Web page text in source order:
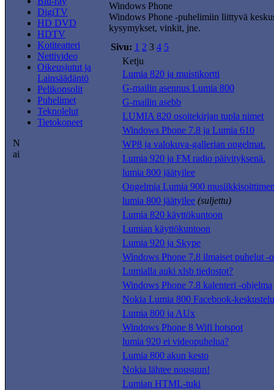
DigiTV
HD DVD
HDTV
Kotiteatteri
Nettivideo
Oikeusjutut ja
Lainsäädäntö
Pelikonsolit
Puhelimet
Teknolelut
Tietokoneet
Windows Phone
Windows Phone -puhelimiin liittyvä
kysymykset, vinkit, jne.
Sivu: 1 2 3 4 5
Ketju
Lumia 820 ja muistikortti
G-mailin asennus Lumia 800
G-mailin asebb
LUMIA 820 osoitekirjan tupla nimet
Windows Phone 7.8 ja Lumia 610
WP8 ja valokuva-gallerian ongelmat.
Lumia 920 ja FM radio päivityksenä.
lumia 800 jäätyilee
Ongelmia Lumia 900
lumia 800 jäätyilee (suljettu)
Lumia 820 käyttökuntoon
Lumian käyttökuntoon
Lumia 920 ja Skype
Windows Phone 7.8 ilmaiset puhelut -
Lumialla auki xlsb tiedostot?
Windows Phone 7.8 kalenteri -ohjelma
Nokia Lumia 800 Facebook-keskustelu
Lumia 800 ja AUx
Windows Phone 8 Wifi hotspot
lumia 920 ei videopuhelua?
Lumia 800 akun kesto
Nokia lähtee nousuun!
Lumian HTML-tuki